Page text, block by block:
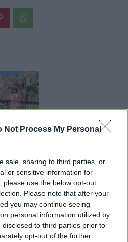
Not Process My Personal
sale, sharing to third parties, or
or sensitive information for
please use the below opt-out
Please note that after your
you may continue seeing
personal information utilized by
to third parties prior to
opt-out of the further
dolgozom, de minden
belesni a hétköznapok függönye
embert, a nőt a jól legyártott álarcok
írok, de gyakrabban novellákat,
vicces történeteket.